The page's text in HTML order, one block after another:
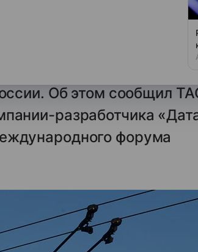
Оплата проезда в
Об этом сообщил
разработчика
форума